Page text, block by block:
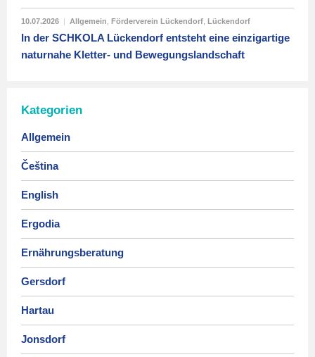
10.07.2026 | Allgemein Förderverein Lückendorf Lückendorf
In der SCHKOLA Lückendorf entsteht eine einzigartige
naturnahe Kletter- und Bewegungslandschaft
Kategorien
Allgemein
Čeština
English
Ergodia
Ernährungsberatung
Gersdorf
Hartau
Jonsdorf